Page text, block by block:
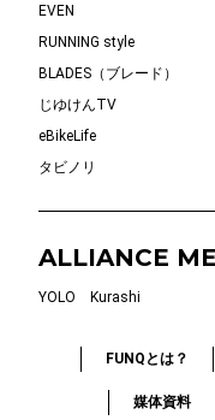
EVEN
RUNNING style
BLADES（ブレード）
じゆけんTV
eBikeLife
タビノリ
ALLIANCE
YOLO Kurashi
FUNQとは？
媒体資料